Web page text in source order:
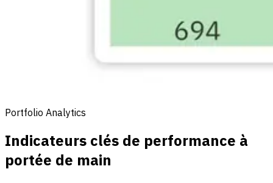
Portfolio Analytics
Indicateurs clés de performance à
portée de main